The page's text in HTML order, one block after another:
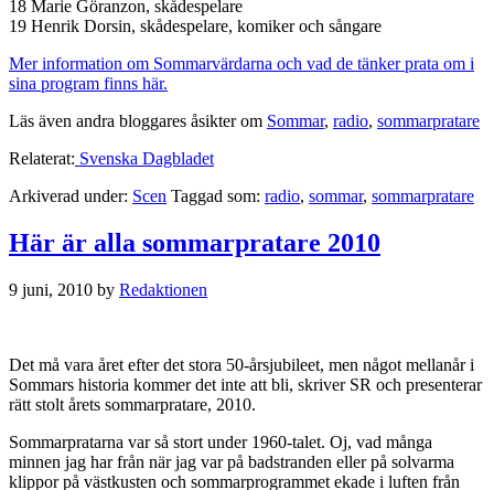
18 Marie Göranzon, skådespelare
19 Henrik Dorsin, skådespelare, komiker och sångare
Mer information om Sommarvärdarna och vad de tänker prata om i
sina program finns här.
Läs även andra bloggares åsikter om Sommar, radio, sommarpratare
Relaterat: Svenska Dagbladet
Arkiverad under: Scen Taggad som: radio, sommar, sommarpratare
Här är alla sommarpratare 2010
9 juni, 2010 by Redaktionen
Det må vara året efter det stora 50-årsjubileet, men något mellanår i
Sommars historia kommer det inte att bli, skriver SR och presenterar
rätt stolt årets sommarpratare, 2010.
Sommarpratarna var så stort under 1960-talet. Oj, vad många
minnen jag har från när jag var på badstranden eller på solvarma
klippor på västkusten och sommarprogrammet ekade i luften från